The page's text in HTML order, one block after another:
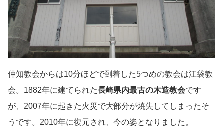
仲知教会からは10分ほどで到着した5つめの教会は江袋教
会。1882年に建てられた長崎県内最古の木造教会です
が、2007年に起きた火災で大部分が焼失してしまったそ
うです。2010年に復元され、今の姿となりました。